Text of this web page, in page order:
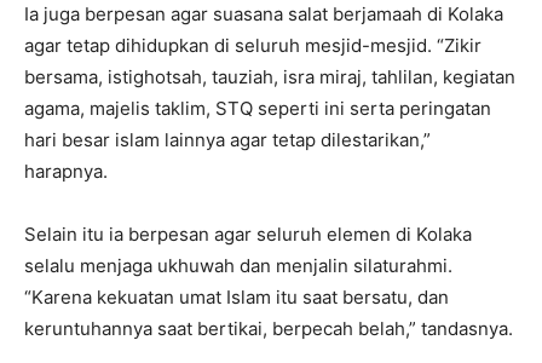
Ia juga berpesan agar suasana salat berjamaah di Kolaka
agar tetap dihidupkan di seluruh mesjid-mesjid. “Zikir
bersama, istighotsah, tauziah, isra miraj, tahlilan, kegiatan
agama, majelis taklim, STQ seperti ini serta peringatan
hari besar islam lainnya agar tetap dilestarikan,”
harapnya.
Selain itu ia berpesan agar seluruh elemen di Kolaka
selalu menjaga ukhuwah dan menjalin silaturahmi.
“Karena kekuatan umat Islam itu saat bersatu, dan
keruntuhannya saat bertikai, berpecah belah,” tandasnya.